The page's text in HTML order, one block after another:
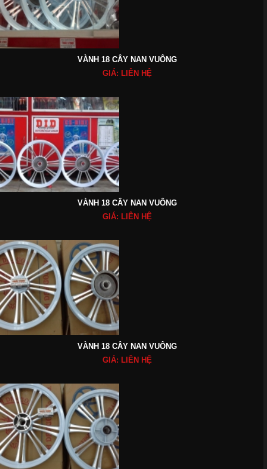
VÀNH 18 CÂY NAN VUÔNG
GIÁ: LIÊN HỆ
VÀNH 18 CÂY NAN VUÔNG
GIÁ: LIÊN HỆ
VÀNH 18 CÂY NAN VUÔNG
GIÁ: LIÊN HỆ